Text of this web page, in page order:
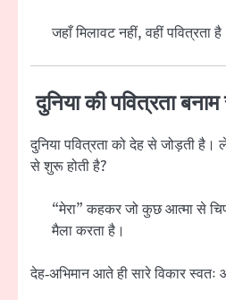
जहाँ मिलावट नहीं, वहीं पवित्रता
दुनिया की पवित्रता
दुनिया पवित्रता को देह से जोड़ती
से शुरू होती है?
“मेरा” कहकर जो कुछ आत्मा से
मैला करता है।
देह‑अभिमान आते ही सारे विकार